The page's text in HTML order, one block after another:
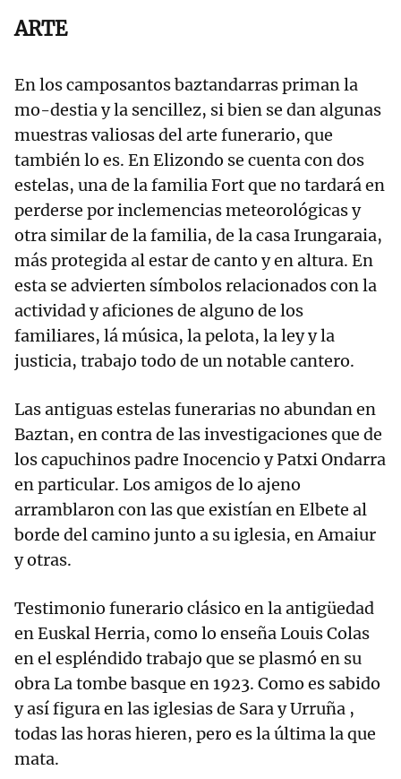
ARTE
En los camposantos baztandarras priman la
mo-destia y la sencillez, si bien se dan algunas
muestras valiosas del arte funerario, que
también lo es. En Elizondo se cuenta con dos
estelas, una de la familia Fort que no tardará en
perderse por inclemencias meteorológicas y
otra similar de la familia, de la casa Irungaraia,
más protegida al estar de canto y en altura. En
esta se advierten símbolos relacionados con la
actividad y aficiones de alguno de los
familiares, lá música, la pelota, la ley y la
justicia, trabajo todo de un notable cantero.
Las antiguas estelas funerarias no abundan en
Baztan, en contra de las investigaciones que de
los capuchinos padre Inocencio y Patxi Ondarra
en particular. Los amigos de lo ajeno
arramblaron con las que existían en Elbete al
borde del camino junto a su iglesia, en Amaiur
y otras.
Testimonio funerario clásico en la antigüedad
en Euskal Herria, como lo enseña Louis Colas
en el espléndido trabajo que se plasmó en su
obra La tombe basque en 1923. Como es sabido
y así figura en las iglesias de Sara y Urruña ,
todas las horas hieren, pero es la última la que
mata.